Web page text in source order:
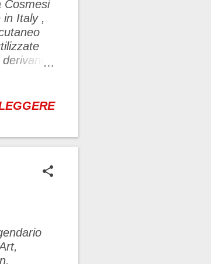
Cosmesi
in Italy ,
chimici.